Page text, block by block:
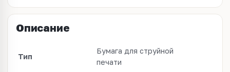
Описание
Тип
Бумага для струйной
печати